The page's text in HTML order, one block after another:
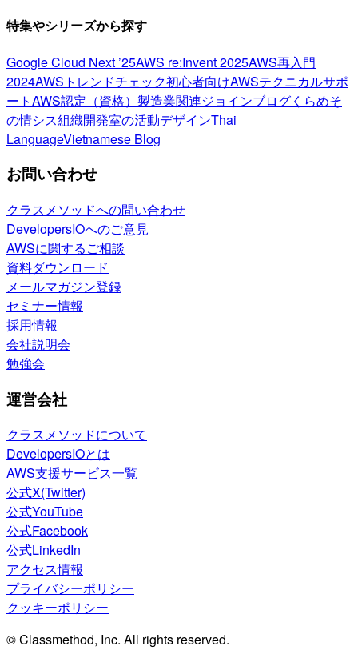
特集やシリーズから探す
Google Cloud Next ’25AWS re:Invent 2025AWS再入門
2024AWSトレンドチェック初心者向けAWSテクニカルサポ
ートAWS認定（資格） 製造業関連ジョインブログくらめそ
の情シス組織開発室の活動デザインThai
LanguageVietnamese Blog
お問い合わせ
クラスメソッドへの問い合わせ
DevelopersIOへのご意見
AWSに関するご相談
資料ダウンロード
メールマガジン登録
セミナー情報
採用情報
会社説明会
勉強会
運営会社
クラスメソッドについて
DevelopersIOとは
AWS支援サービス一覧
公式X(Twitter)
公式YouTube
公式Facebook
公式LinkedIn
アクセス情報
プライバシーポリシー
クッキーポリシー
© Classmethod, Inc. All rights reserved.